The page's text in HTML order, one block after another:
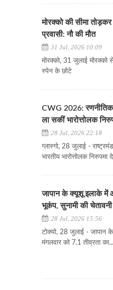
मोरक्को की सीमा
प्रवासी: नौ की मौत
31 Jul, 2026 10:09
मोरक्को, 31 जुलाई मोरक्को
स्पेन के छोटे
CWG 2026:
ला सकीं भारोत्तोलक
28 Jul, 2026 22:18
ग्लास्गो, 28 जुलाई -
भारतीय भारोत्तोलक निरुपमा
जापान के क्यूशू इलाके में
भूकंप, सुनामी की चेतावनी
28 Jul, 2026 15:56
टोक्यो, 28 जुलाई - जापान के
मंगलवार को 7.1 तीव्रता